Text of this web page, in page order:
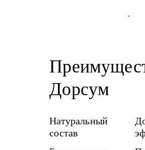
Дорсум
Натуральный
состав